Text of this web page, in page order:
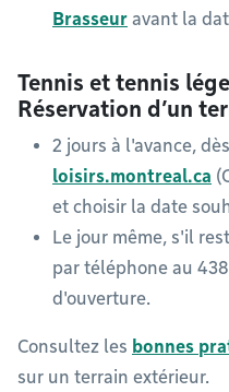
Brasseur avant la
Tennis et tennis
Réservation d’un
2 jours à l'avance,
loisirs.montreal.ca
et choisir la date
Le jour même, s'il
par téléphone au
d'ouverture.
Consultez les bonnes
sur un terrain extérieur.